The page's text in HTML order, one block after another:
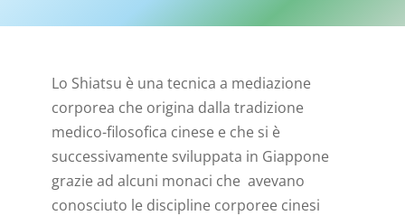
Lo Shiatsu è una tecnica a mediazione
corporea che origina dalla tradizione
medico-filosofica cinese e che si è
successivamente sviluppata in Giappone
grazie ad alcuni monaci che avevano
conosciuto le discipline corporee cinesi